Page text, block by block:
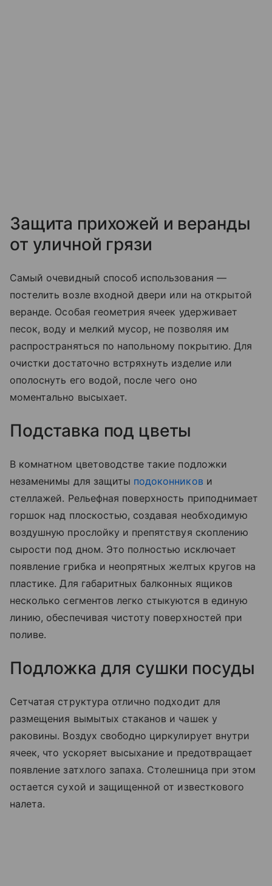
Защита прихожей и веранды
от уличной грязи
Самый очевидный способ использования —
постелить возле входной двери или на открытой
веранде. Особая геометрия ячеек удерживает
песок, воду и мелкий мусор, не позволяя им
распространяться по напольному покрытию. Для
очистки достаточно встряхнуть изделие или
ополоснуть его водой, после чего оно
моментально высыхает.
Подставка под цветы
В комнатном цветоводстве такие подложки
незаменимы для защиты подоконников и
стеллажей. Рельефная поверхность приподнимает
горшок над плоскостью, создавая необходимую
воздушную прослойку и препятствуя скоплению
сырости под дном. Это полностью исключает
появление грибка и неопрятных желтых кругов на
пластике. Для габаритных балконных ящиков
несколько сегментов легко стыкуются в единую
линию, обеспечивая чистоту поверхностей при
поливе.
Подложка для сушки посуды
Сетчатая структура отлично подходит для
размещения вымытых стаканов и чашек у
раковины. Воздух свободно циркулирует внутри
ячеек, что ускоряет высыхание и предотвращает
появление затхлого запаха. Столешница при этом
остается сухой и защищенной от известкового
налета.